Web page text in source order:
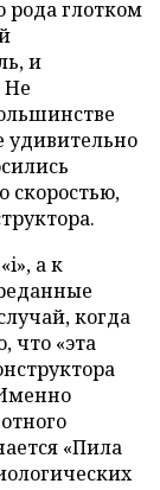
рода глотком
и
Не
удивительно
скоростью,
а к
когда
что «эта
«Пила